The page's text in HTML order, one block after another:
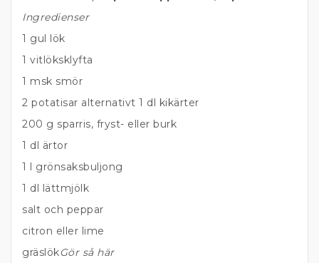
Ingredienser
1 gul lök
1 vitlöksklyfta
1 msk smör
2 potatisar alternativt 1 dl kikärter
200 g sparris, fryst- eller burk
1 dl ärtor
1 l grönsaksbuljong
1 dl lättmjölk
salt och peppar
citron eller lime
gräslökGör så här